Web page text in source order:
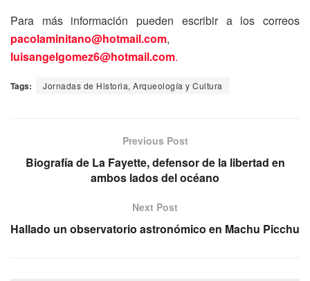
Para más información pueden escribir a los correos
pacolaminitano@hotmail.com,
luisangelgomez6@hotmail.com.
Tags: Jornadas de Historia, Arqueología y Cultura
Previous Post
Biografía de La Fayette, defensor de la libertad en
ambos lados del océano
Next Post
Hallado un observatorio astronómico en Machu Picchu